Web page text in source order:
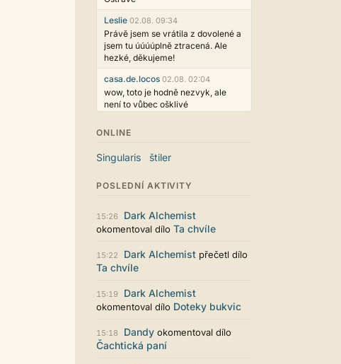
Leslie 02.08. 09:34
Právě jsem se vrátila z dovolené a
jsem tu úúúúplně ztracená. Ale
hezké, děkujeme!
casa.de.locos 02.08. 02:04
wow, toto je hodně nezvyk, ale
není to vůbec ošklivé
Už i počet přečtení jde vidět,
reklama co zasahovala do chatu je
myslím také už v pořádku,
Líbí se mi tmavá varianta nového
vzhledu. Na některých místech
jsou sice mezi prvky příliš velké
určitě to půjde upravit místním
stylem... Celkově je styl dobře
puero 29.07. 11:53
graficky promyšlené.
Santiago Dibla 29.07. 11:01
ONLINE
Singularis štiler
POSLEDNÍ AKTIVITY
15:26 Dark Alchemist
okomentoval dílo Ta chvíle
15:22 Dark Alchemist přečetl dílo
Ta chvíle
15:19 Dark Alchemist
okomentoval dílo Doteky bukvic
15:18 Dandy okomentoval dílo
Čachtická paní